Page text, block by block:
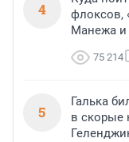
4
флоксов,
Манежа и
75 214
5
Галька
в скорые